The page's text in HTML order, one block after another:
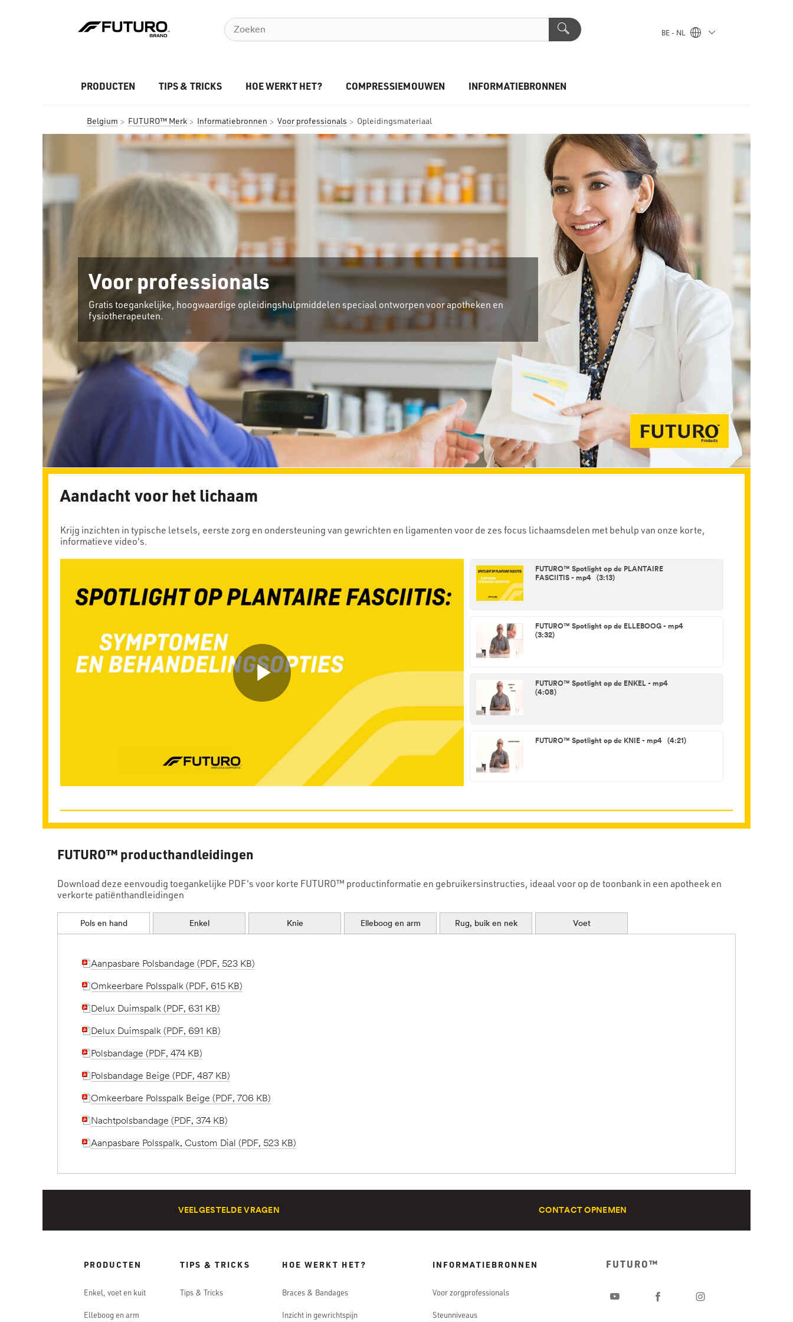
BE - NL
PRODUCTEN TIPS & TRICKS HOE WERKT HET? COMPRESSIEMOUWEN INFORMATIEBRONNEN
Belgium FUTURO™ Merk Informatiebronnen Voor professionals Opleidingsmateriaal
Voor professionals
Gratis toegankelijke, hoogwaardige opleidingshulpmiddelen speciaal ontworpen voor apotheken en
fysiotherapeuten.
Aandacht voor het lichaam
Krijg inzichten in typische letsels, eerste zorg en ondersteuning van gewrichten en ligamenten voor de zes focus lichaamsdelen met behulp van onze korte,
informatieve video's.
Play
Video
FUTURO™ Spotlight op de PLANTAIRE
FASCIITIS - mp4 (3:13)
FUTURO™ Spotlight op de ELLEBOOG - mp4
(3:32)
FUTURO™ Spotlight op de ENKEL - mp4
(4:08)
FUTURO™ Spotlight op de KNIE - mp4 (4:21)
FUTURO™ producthandleidingen
Download deze eenvoudig toegankelijke PDF's voor korte FUTURO™ productinformatie en gebruikersinstructies, ideaal voor op de toonbank in een apotheek en
verkorte patiënthandleidingen
Pols en hand Enkel Knie Elleboog en arm Rug, buik en nek Voet
Aanpasbare Polsbandage (PDF, 523 KB)
Omkeerbare Polsspalk (PDF, 615 KB)
Delux Duimspalk (PDF, 631 KB)
Delux Duimspalk (PDF, 691 KB)
Polsbandage (PDF, 474 KB)
Polsbandage Beige (PDF, 487 KB)
Omkeerbare Polsspalk Beige (PDF, 706 KB)
Nachtpolsbandage (PDF, 374 KB)
Aanpasbare Polsspalk, Custom Dial (PDF, 523 KB)
VEELGESTELDE VRAGEN CONTACT OPNEMEN
PRODUCTEN
Enkel, voet en kuit
Elleboog en arm
TIPS & TRICKS
Tips & Tricks
HOE WERKT HET?
Braces & Bandages
Inzicht in gewrichtspijn
INFORMATIEBRONNEN
Voor zorgprofessionals
Steunniveaus
FUTURO™